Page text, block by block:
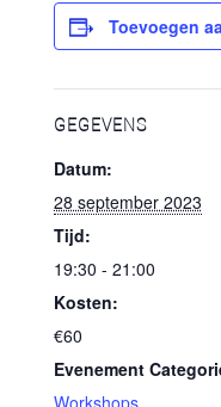
Toevoegen
GEGEVENS
Datum:
28 september 2023
Tijd:
19:30 - 21:00
Kosten:
€60
Evenement
Workshops